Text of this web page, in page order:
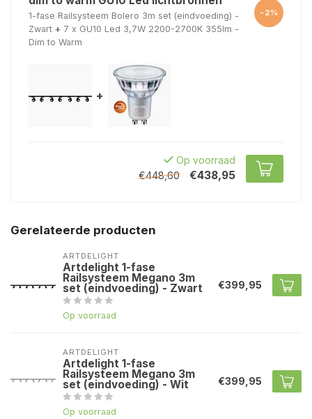
1-fase Railsysteem Bolero 3m set (eindvoeding) -
Zwart + 7 x GU10 Led 3,7W 2200-2700K 355lm -
Dim to Warm
-2%
+
Op voorraad
€448,60
€438,95
Gerelateerde producten
ARTDELIGHT
Artdelight 1-fase
Railsysteem Megano 3m
set (eindvoeding) - Zwart
Op voorraad
€399,95
ARTDELIGHT
Artdelight 1-fase
Railsysteem Megano 3m
set (eindvoeding) - Wit
Op voorraad
€399,95